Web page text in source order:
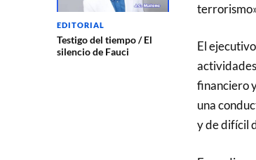
EDITORIAL
Testigo del tiempo / El
silencio de Fauci
El
financiero
una
y de difícil